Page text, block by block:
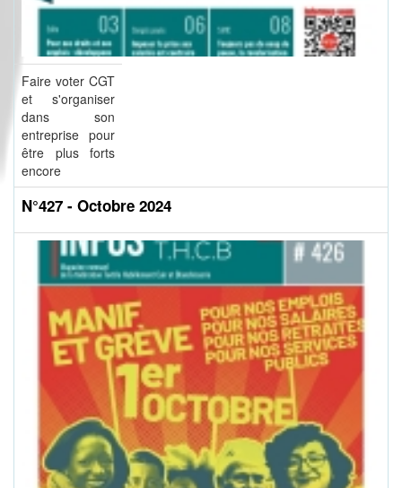
Faire voter CGT
et s'organiser
dans son
entreprise pour
être plus forts
encore
N°427 - Octobre 2024